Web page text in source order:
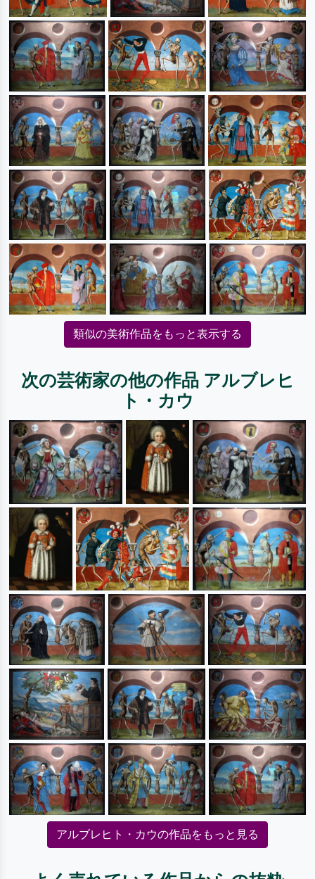
類似の美術作品をもっと表示する
次の芸術家の他の作品 アルブレヒ
ト・カウ
アルブレヒト・カウの作品をもっと見る